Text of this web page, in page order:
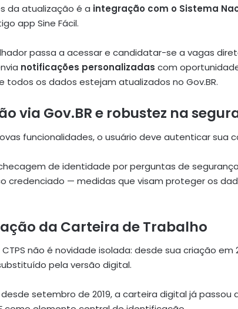
da atualização é a integração com o Sistema
app Sine Fácil.
passa a acessar e candidatar-se a vagas
notificações personalizadas com
todos os dados estejam atualizados no Gov.BR.
via Gov.BR e robustez na
funcionalidades, o usuário deve autenticar sua
de identidade por perguntas de
credenciado — medidas que visam proteger os
da Carteira de Trabalho
não é novidade isolada: desde sua criação em
pela versão digital.
setembro de 2019, a carteira digital já